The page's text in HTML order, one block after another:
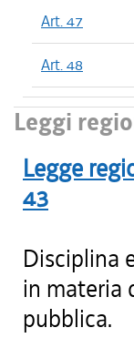
Art. 47
Art. 48
Leggi
Legge
43
Disciplina
in materia
pubblica.